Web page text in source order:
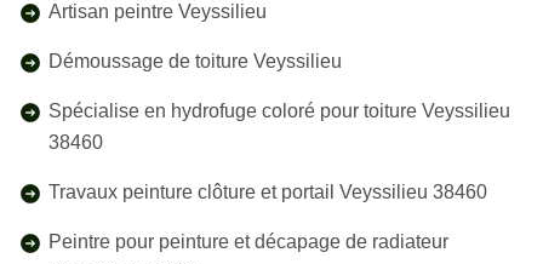
Artisan peintre Veyssilieu
Démoussage de toiture Veyssilieu
Spécialise en hydrofuge coloré pour toiture Veyssilieu
38460
Travaux peinture clôture et portail Veyssilieu 38460
Peintre pour peinture et décapage de radiateur